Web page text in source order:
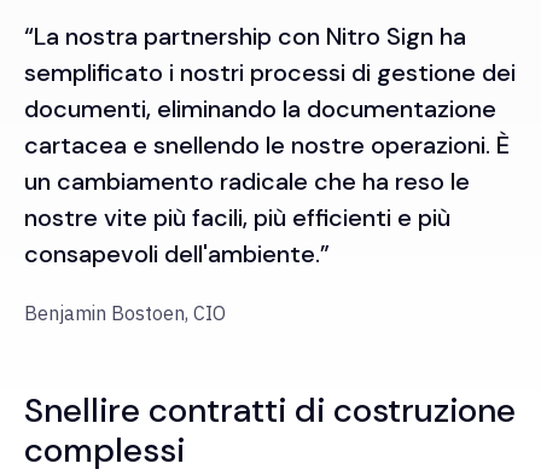
“La nostra partnership con Nitro Sign ha
semplificato i nostri processi di gestione dei
documenti, eliminando la documentazione
cartacea e snellendo le nostre operazioni. È
un cambiamento radicale che ha reso le
nostre vite più facili, più efficienti e più
consapevoli dell'ambiente.”
Benjamin Bostoen, CIO
Snellire contratti di costruzione
complessi